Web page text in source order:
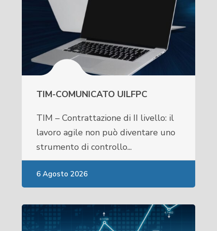
TIM-COMUNICATO UILFPC
TIM – Contrattazione di II livello: il
lavoro agile non può diventare uno
strumento di controllo...
6 Agosto 2026